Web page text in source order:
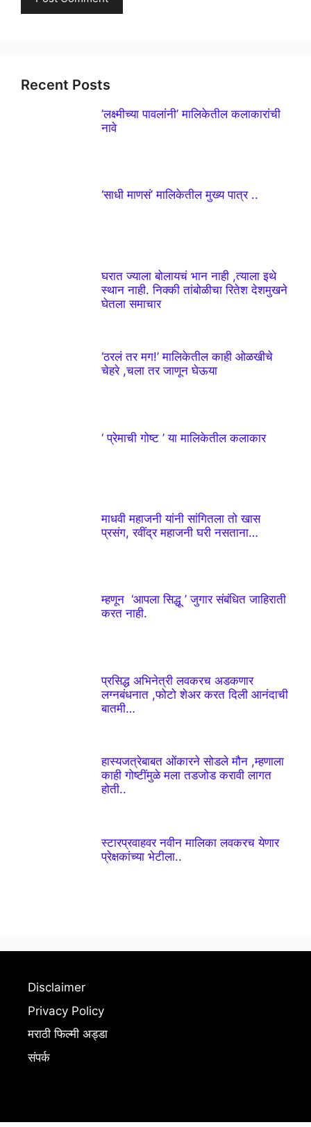
Recent Posts
’लक्ष्मीच्या पावलांनी’ मालिकेतील कलाकारांची
नावे
‘साधी माणसं’ मालिकेतील मुख्य पात्र ..
घरात ज्याला बोलायचं भान नाही ,त्याला इथे
स्थान नाही. निक्की तांबोळीचा रितेश देशमुखने
घेतला समाचार
‘ठरलं तर मग!’ मालिकेतील काही ओळखीचे
चेहरे ,चला तर जाणून घेऊया
‘ प्रेमाची गोष्ट ’ या मालिकेतील कलाकार
माधवी महाजनी यांनी सांगितला तो खास
प्रसंग, रवींद्र महाजनी घरी नसताना…
म्हणून ‘आपला सिद्धू ’ जुगार संबंधित जाहिराती
करत नाही.
प्रसिद्ध अभिनेत्री लवकरच अडकणार
लग्नबंधनात ,फोटो शेअर करत दिली आनंदाची
बातमी…
हास्यजत्रेबाबत ओंकारने सोडले मौन ,म्हणाला
काही गोष्टींमुळे मला तडजोड करावी लागत
होती..
स्टारप्रवाहवर नवीन मालिका लवकरच येणार
प्रेक्षकांच्या भेटीला..
Disclaimer
Privacy Policy
मराठी फिल्मी अड्डा
संपर्क